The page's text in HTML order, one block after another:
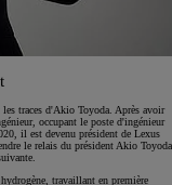
traces d'Akio Toyoda. Après avoir
occupant le poste d'ingénieur
il est devenu président de Lexus
le relais du président Akio Toyoda
travaillant en première